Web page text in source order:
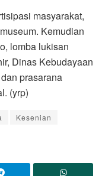
masyarakat,
Kemudian
lomba lukisan
Dinas Kebudayaan
prasarana
(yrp)
Kesenian